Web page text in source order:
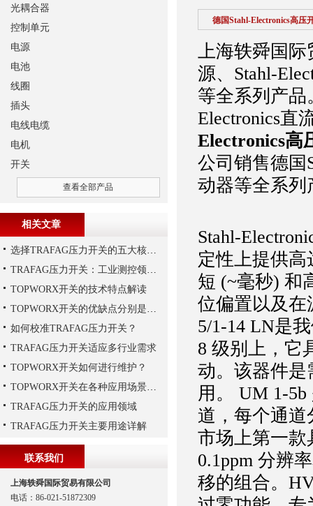
德国Stahl-Electronics高压
上海轶舜国际
源、Stahl-
等全系列产品
Electronics直
Electronics高
公司销售德国
动器等全系列
Stahl-
定性上提供
短 (~毫秒) 和
位偏置以及在
5/1-14 LN是
8 级别上，它
动。该器件是
用。 UM 1-
道，每个通道
市场上第一款
0.1ppm 分辨
移的组合。
光耦合器
控制单元
电源
电池
线圈
插头
电线电缆
电机
开关
查看全部产品
相关文章
选择TRAFAG压力开关的五大核心理由
TRAFAG压力开关：工业测控领域的精密之选
TOPWORX开关的技术特点解读
TOPWORX开关的优缺点分别是什么？
如何校准TRAFAG压力开关？
TRAFAG压力开关适应多行业需求
TOPWORX开关如何进行维护？
TOPWORX开关在各种应用场景中的功能
TRAFAG压力开关的应用领域
TRAFAG压力开关主要用途详解
联系我们
上海轶舜国际贸易有限公司
电话：86-021-51872309